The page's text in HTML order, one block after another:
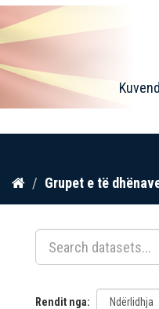
Kalo
përmbajtja
Grupet e të
Rendit nga